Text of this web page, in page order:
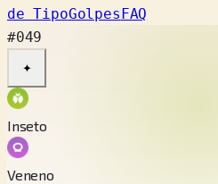
de TipoGolpesFAQ
#049
✦
Inseto
Veneno